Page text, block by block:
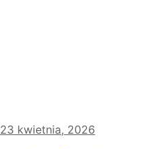
23 kwietnia, 2026